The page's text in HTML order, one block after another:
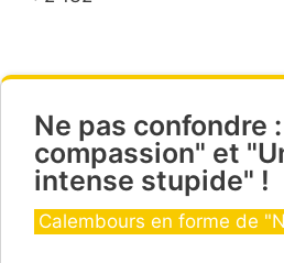
Ne pas confondre
compassion" et
intense stupide" !
Catégories
Calembours en forme de